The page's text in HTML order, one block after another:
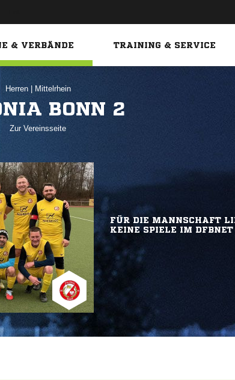
& VERBÄNDE TRAINING & SERVICE
Herren Mittelrhein
BONN 2
Zur Vereinsseite
FÜR DIE MANNSCHAFT
KEINE SPIELE IM DFBNET